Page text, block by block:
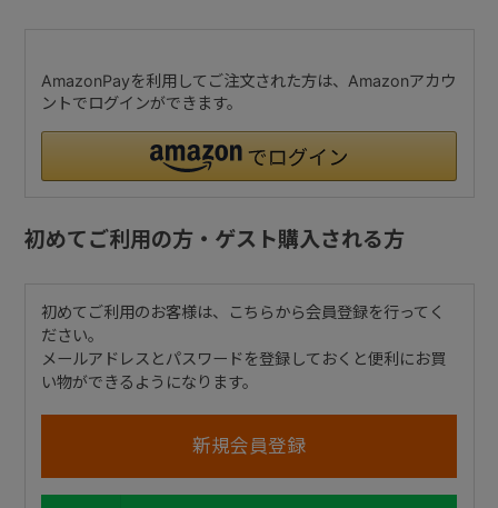
AmazonPayを利用してご注文された方は、Amazonアカウ
ントでログインができます。
初めてご利用の方・ゲスト購入される方
初めてご利用のお客様は、こちらから会員登録を行ってく
ださい。
メールアドレスとパスワードを登録しておくと便利にお買
い物ができるようになります。